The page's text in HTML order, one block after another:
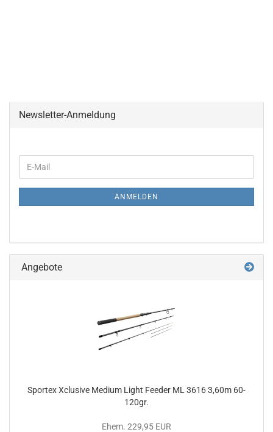
Newsletter-Anmeldung
ZUR
E-
Mail
ANMELDEN
Angebote
Sportex Xclusive Medium Light Feeder ML 3616 3,60m 60-
120gr.
Ehem. 229,95 EUR